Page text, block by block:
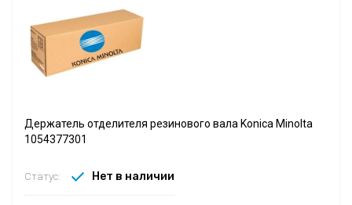
Держатель отделителя резинового вала Konica Minolta
1054377301
Статус: Нет в наличии